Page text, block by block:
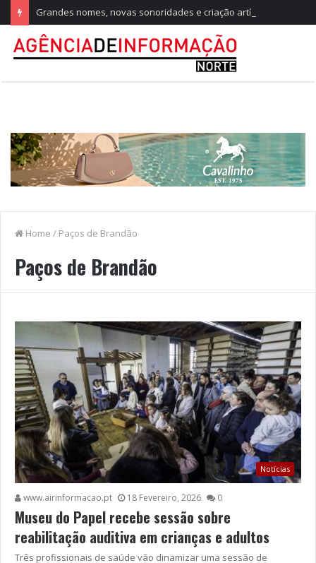
Home / Paços de Brandão
Paços de Brandão
Notícias
www.airinformacao.pt 18 Fevereiro, 2026 0
Museu do Papel recebe sessão sobre
reabilitação auditiva em crianças e adultos
Três profissionais de saúde vão dinamizar uma sessão de